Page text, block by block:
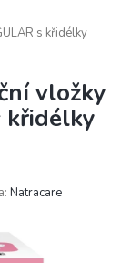
s křidélky
vložky
křidélky
Natracare